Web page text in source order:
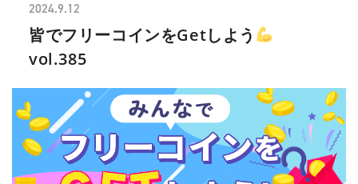
2024.9.12
皆でフリーコインをGetしよう
vol.385